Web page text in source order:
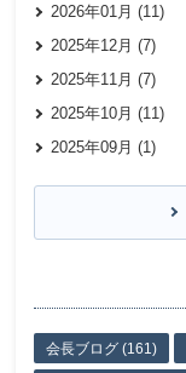
2026年01月 (11)
2025年12月 (7)
2025年11月 (7)
2025年10月 (11)
2025年09月 (1)
会長ブログ (161)